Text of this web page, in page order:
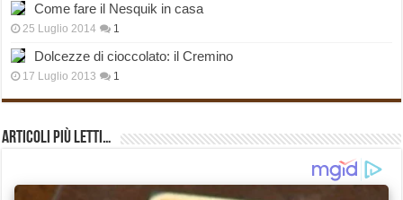
Come fare il Nesquik in casa
25 Luglio 2014 1
Dolcezze di cioccolato: il Cremino
17 Luglio 2013 1
Articoli più Letti…